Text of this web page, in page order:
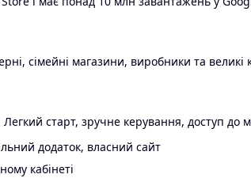
сімейні магазини, виробники та великі
старт, зручне керування, доступ до
додаток, власний сайт
кабінеті